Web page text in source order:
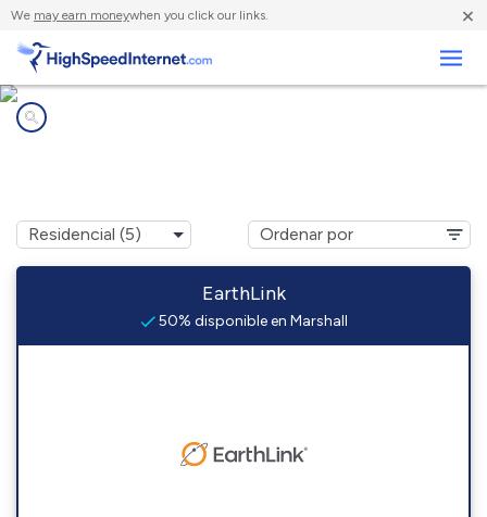
We may earn moneywhen you click our links. ×
EarthLink
50% disponible en Marshall